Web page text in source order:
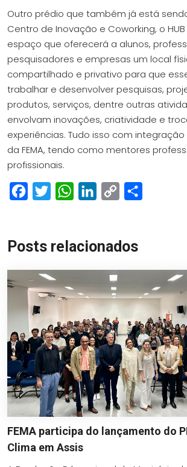
Outro prédio que também já está
Centro de Inovação e Coworking, o HUB
espaço que oferecerá a alunos,
pesquisadores e empresas um local
compartilhado e privativo para que
trabalhar e desenvolver pesquisas,
produtos, serviços, dentre outras
envolvam inovações, criatividade e
experiências. Tudo isso com
da FEMA, tendo como mentores
profissionais.
FacebookTwitterWhatsAppLinkedIn
Copy
Posts relacionados
FEMA participa do lançamento do
Clima em Assis